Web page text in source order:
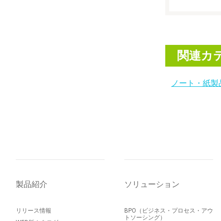
関連カ
ノート・紙製
製品紹介
リリース情報
ソリューション
BPO（ビジネス・プロセス・アウ
トソーシング）